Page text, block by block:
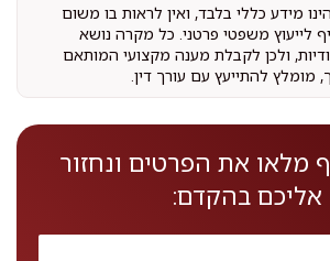
מידע כללי בלבד, ואין לראות בו משום
לייעוץ משפטי פרטני. כל מקרה נושא
ולכן לקבלת מענה מקצועי המותאם
להתייעץ עם עורך דין.
מלאו את הפרטים ונחזור
אליכם בהקדם: